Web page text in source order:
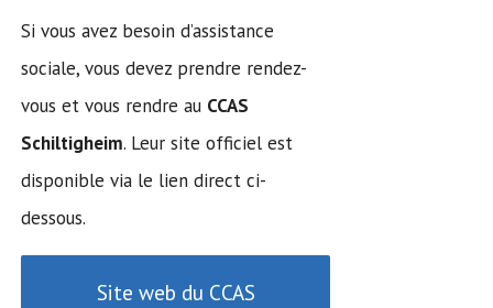
Si vous avez besoin d’assistance
sociale, vous devez prendre rendez-
vous et vous rendre au CCAS
Schiltigheim. Leur site officiel est
disponible via le lien direct ci-
dessous.
Site web du CCAS